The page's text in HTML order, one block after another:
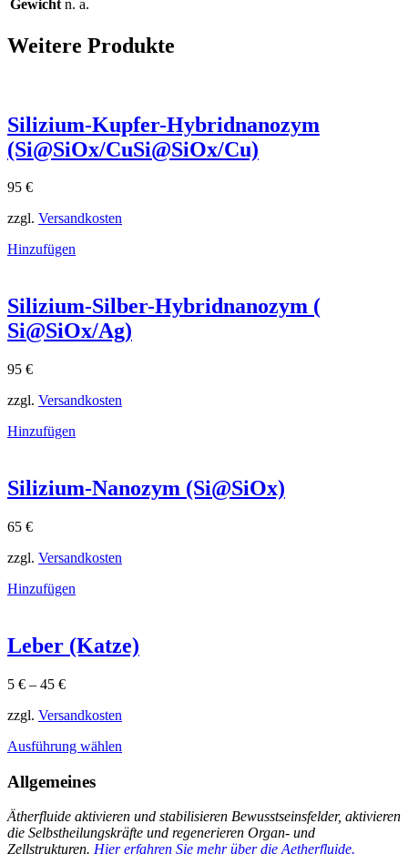
Gewicht n. a.
Weitere Produkte
Silizium-Kupfer-Hybridnanozym
(Si@SiOx/CuSi@SiOx​/Cu)
95 €
zzgl. Versandkosten
Hinzufügen
Silizium-Silber-Hybridnanozym (
Si@SiOx/Ag)
95 €
zzgl. Versandkosten
Hinzufügen
Silizium-Nanozym (Si@SiOx)
65 €
zzgl. Versandkosten
Hinzufügen
Leber (Katze)
5 € – 45 €
zzgl. Versandkosten
Ausführung wählen
Varianten
auf.
Die
Allgemeines
Ätherfluide aktivieren und stabilisieren Bewusstseinsfelder, aktivieren
die Selbstheilungskräfte und regenerieren Organ- und
Zellstrukturen. Hier erfahren Sie mehr über die Aetherfluide.